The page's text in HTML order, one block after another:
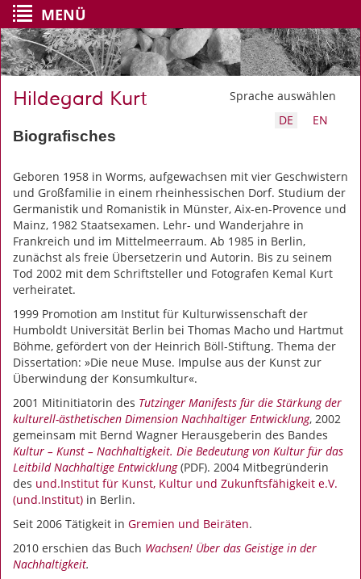
MENÜ
Hildegard Kurt
Sprache auswählen
DE
EN
Biografisches
Geboren 1958 in Worms, aufgewachsen mit vier Geschwistern
und Großfamilie in einem rheinhessischen Dorf. Studium der
Germanistik und Romanistik in Münster, Aix-en-Provence und
Mainz, 1982 Staatsexamen. Lehr- und Wanderjahre in
Frankreich und im Mittelmeerraum. Ab 1985 in Berlin,
zunächst als freie Übersetzerin und Autorin. Bis zu seinem
Tod 2002 mit dem Schriftsteller und Fotografen Kemal Kurt
verheiratet.
1999 Promotion am Institut für Kulturwissenschaft der
Humboldt Universität Berlin bei Thomas Macho und Hartmut
Böhme, gefördert von der Heinrich Böll-Stiftung. Thema der
Dissertation: »Die neue Muse. Impulse aus der Kunst zur
Überwindung der Konsumkultur«.
2001 Mitinitiatorin des Tutzinger Manifests für die Stärkung der
kulturell-ästhetischen Dimension Nachhaltiger Entwicklung, 2002
gemeinsam mit Bernd Wagner Herausgeberin des Bandes
Kultur – Kunst – Nachhaltigkeit. Die Bedeutung von Kultur für das
Leitbild Nachhaltige Entwicklung(PDF). 2004 Mitbegründerin
des und.Institut für Kunst, Kultur und Zukunftsfähigkeit e.V.
(und.Institut) in Berlin.
Seit 2006 Tätigkeit in Gremien und Beiräten.
2010 erschien das Buch Wachsen! Über das Geistige in der
Nachhaltigkeit.